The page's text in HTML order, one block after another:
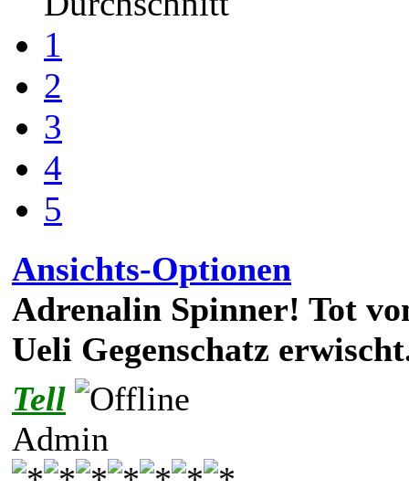
1
2
3
4
5
Ansichts-Optionen
Adrenalin Spinner! Tot
Ueli Gegenschatz
Tell
Admin